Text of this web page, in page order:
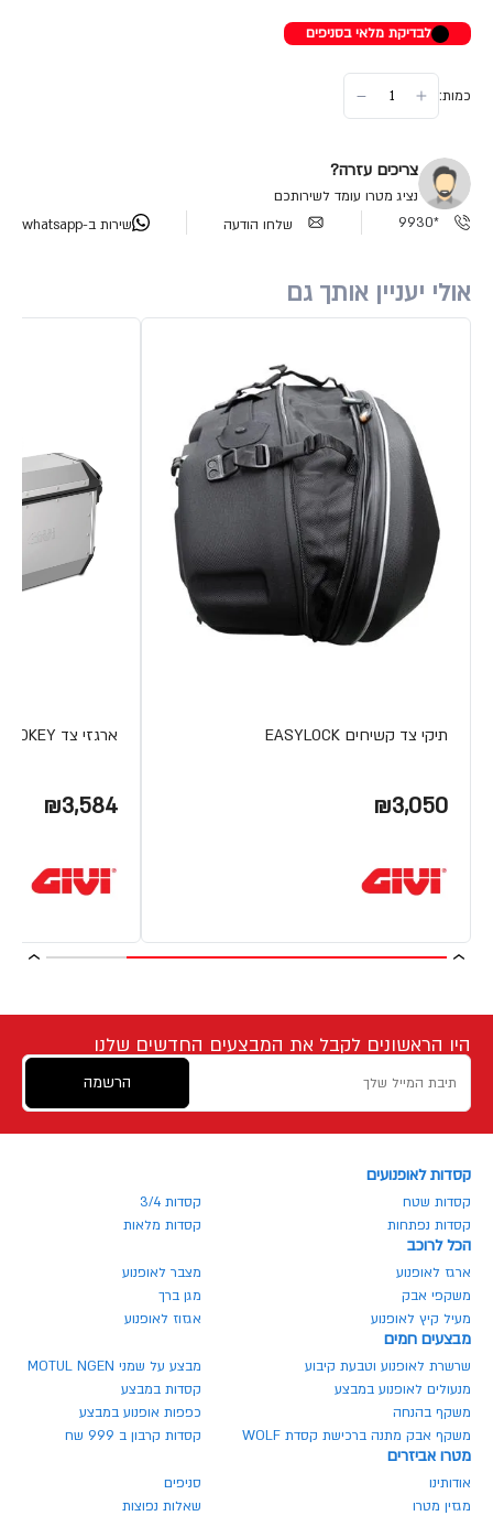
לבדיקת מלאי בסניפים
כמות:
צריכים עזרה?
נציג מטרו עומד לשירותכם
*9930
שלחו הודעה שירות ב-whatsapp
אולי יעניין אותך גם
תיקי צד קשיחים EASYLOCK
₪3,050
ארגזי צד TREKKER ALASKA MONOKEY מבית Givi
₪3,584
היו הראשונים לקבל את המבצעים החדשים שלנו
הרשמה
קסדות לאופנועים
קסדות שטח
קסדות 3/4
קסדות נפתחות
קסדות מלאות
הכל לרוכב
ארגז לאופנוע
מצבר לאופנוע
משקפי אבק
מגן ברך
מעיל קיץ לאופנוע
אגזוז לאופנוע
מבצעים חמים
שרשרת לאופנוע וטבעת קיבוע
מבצע על שמני MOTUL NGEN
מנעולים לאופנוע במבצע
קסדות במבצע
משקף בהנחה
כפפות אופנוע במבצע
משקף אבק מתנה ברכישת קסדת WOLF
קסדות קרבון ב 999 שח
מטרו אביזרים
אודותינו
סניפים
מגזין מטרו
שאלות נפוצות